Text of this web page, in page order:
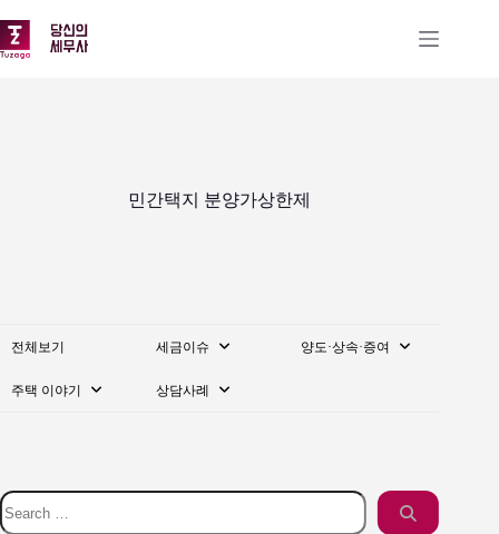
문
으
민간택지 분양가상한제
전체보기 세금이슈 양도·상속·증여
주택 이야기 상담사례